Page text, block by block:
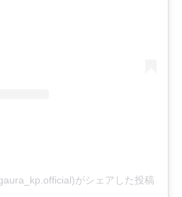
がシェアした投稿